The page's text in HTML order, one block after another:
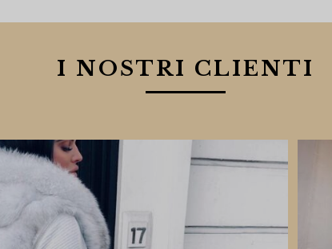
I NOSTRI CLIENTI